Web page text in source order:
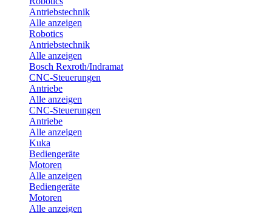
Antriebstechnik
Alle anzeigen
Robotics
Antriebstechnik
Alle anzeigen
Bosch Rexroth/Indramat
CNC-Steuerungen
Antriebe
Alle anzeigen
CNC-Steuerungen
Antriebe
Alle anzeigen
Kuka
Bediengeräte
Motoren
Alle anzeigen
Bediengeräte
Motoren
Alle anzeigen